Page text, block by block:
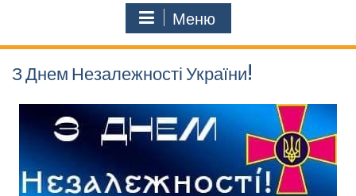
Меню
З Днем Незалежності України!